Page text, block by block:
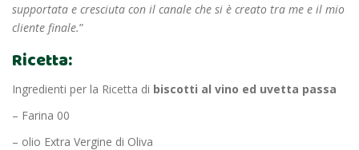
supportata e cresciuta con il canale che si è creato tra me e il mio
cliente finale.”
Ricetta:
Ingredienti per la Ricetta di biscotti al vino ed uvetta passa
– Farina 00
– olio Extra Vergine di Oliva